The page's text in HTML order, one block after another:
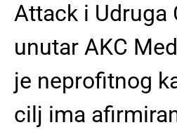
Attack i Udruga
unutar AKC
je neprofitnog
cilj ima